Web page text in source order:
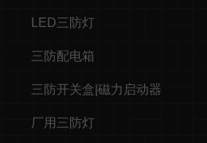
LED三防灯
三防配电箱
三防开关盒|磁力启动器
厂用三防灯